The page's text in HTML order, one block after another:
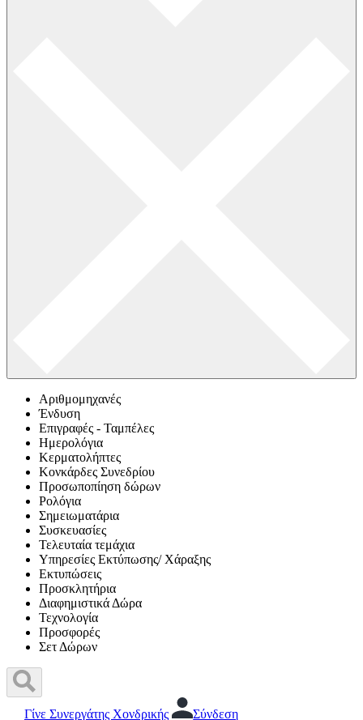
Αριθμομηχανές
Ένδυση
Επιγραφές - Ταμπέλες
Ημερολόγια
Κερματολήπτες
Κονκάρδες Συνεδρίου
Προσωποπίηση δώρων
Ρολόγια
Σημειωματάρια
Συσκευασίες
Τελευταία τεμάχια
Υπηρεσίες Εκτύπωσης/ Χάραξης
Εκτυπώσεις
Προσκλητήρια
Διαφημιστικά Δώρα
Τεχνολογία
Προσφορές
Σετ Δώρων
Γίνε Συνεργάτης Χονδρικής Σύνδεση